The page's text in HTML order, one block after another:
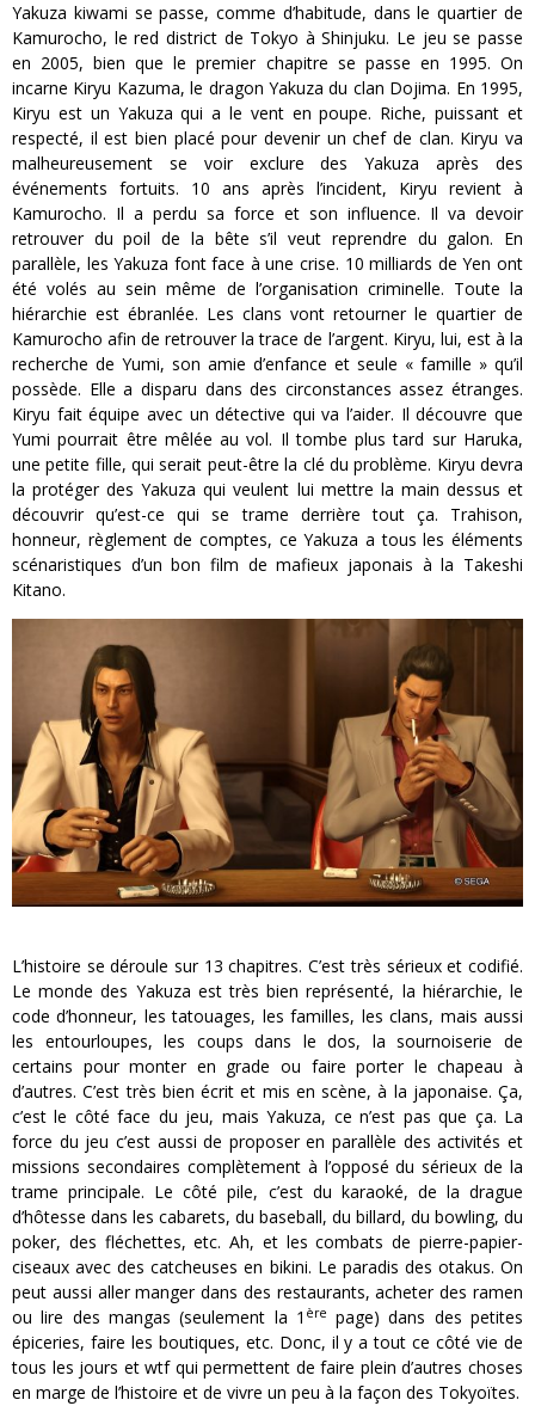
Yakuza kiwami se passe, comme d’habitude, dans le quartier de
Kamurocho, le red district de Tokyo à Shinjuku. Le jeu se passe
en 2005, bien que le premier chapitre se passe en 1995. On
incarne Kiryu Kazuma, le dragon Yakuza du clan Dojima. En 1995,
Kiryu est un Yakuza qui a le vent en poupe. Riche, puissant et
respecté, il est bien placé pour devenir un chef de clan. Kiryu va
malheureusement se voir exclure des Yakuza après des
événements fortuits. 10 ans après l’incident, Kiryu revient à
Kamurocho. Il a perdu sa force et son influence. Il va devoir
retrouver du poil de la bête s’il veut reprendre du galon. En
parallèle, les Yakuza font face à une crise. 10 milliards de Yen ont
été volés au sein même de l’organisation criminelle. Toute la
hiérarchie est ébranlée. Les clans vont retourner le quartier de
Kamurocho afin de retrouver la trace de l’argent. Kiryu, lui, est à la
recherche de Yumi, son amie d’enfance et seule « famille » qu’il
possède. Elle a disparu dans des circonstances assez étranges.
Kiryu fait équipe avec un détective qui va l’aider. Il découvre que
Yumi pourrait être mêlée au vol. Il tombe plus tard sur Haruka,
une petite fille, qui serait peut-être la clé du problème. Kiryu devra
la protéger des Yakuza qui veulent lui mettre la main dessus et
découvrir qu’est-ce qui se trame derrière tout ça. Trahison,
honneur, règlement de comptes, ce Yakuza a tous les éléments
scénaristiques d’un bon film de mafieux japonais à la Takeshi
Kitano.
L’histoire se déroule sur 13 chapitres. C’est très sérieux et codifié.
Le monde des Yakuza est très bien représenté, la hiérarchie, le
code d’honneur, les tatouages, les familles, les clans, mais aussi
les entourloupes, les coups dans le dos, la sournoiserie de
certains pour monter en grade ou faire porter le chapeau à
d’autres. C’est très bien écrit et mis en scène, à la japonaise. Ça,
c’est le côté face du jeu, mais Yakuza, ce n’est pas que ça. La
force du jeu c’est aussi de proposer en parallèle des activités et
missions secondaires complètement à l’opposé du sérieux de la
trame principale. Le côté pile, c’est du karaoké, de la drague
d’hôtesse dans les cabarets, du baseball, du billard, du bowling, du
poker, des fléchettes, etc. Ah, et les combats de pierre-papier-
ciseaux avec des catcheuses en bikini. Le paradis des otakus. On
peut aussi aller manger dans des restaurants, acheter des ramen
ou lire des mangas (seulement la 1 ère page) dans des petites
épiceries, faire les boutiques, etc. Donc, il y a tout ce côté vie de
tous les jours et wtf qui permettent de faire plein d’autres choses
en marge de l’histoire et de vivre un peu à la façon des Tokyoïtes.